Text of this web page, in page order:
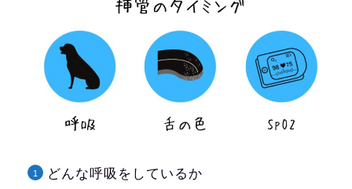
どんな呼吸をしているか